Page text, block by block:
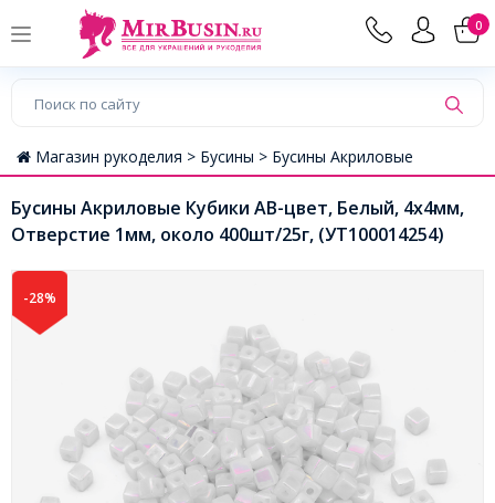
0
Магазин рукоделия > Бусины > Бусины Акриловые
Бусины Акриловые Кубики АВ-цвет, Белый, 4х4мм,
Отверстие 1мм, около 400шт/25г, (УТ100014254)
-28%